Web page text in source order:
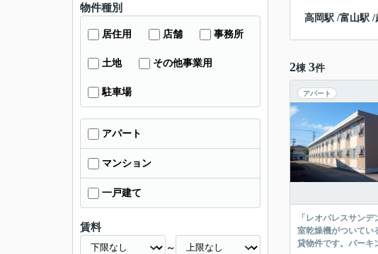
高岡駅 /富山駅 /
2棟 3件
アパート
「レオパレスサン
室乾燥機がついてい
貸物件です。パーキ
物件種別
居住用 店舗 事務所
土地 その他事業用
駐車場
アパート
マンション
一戸建て
賃料
～